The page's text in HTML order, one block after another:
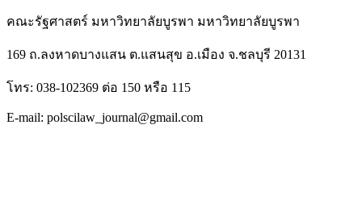
คณะรัฐศาสตร์ มหาวิทยาลัยบูรพา มหาวิทยาลัยบูรพา
169 ถ.ลงหาดบางแสน ต.แสนสุข อ.เมือง จ.ชลบุรี 20131
โทร: 038-102369 ต่อ 150 หรือ 115
E-mail: polscilaw_journal@gmail.com